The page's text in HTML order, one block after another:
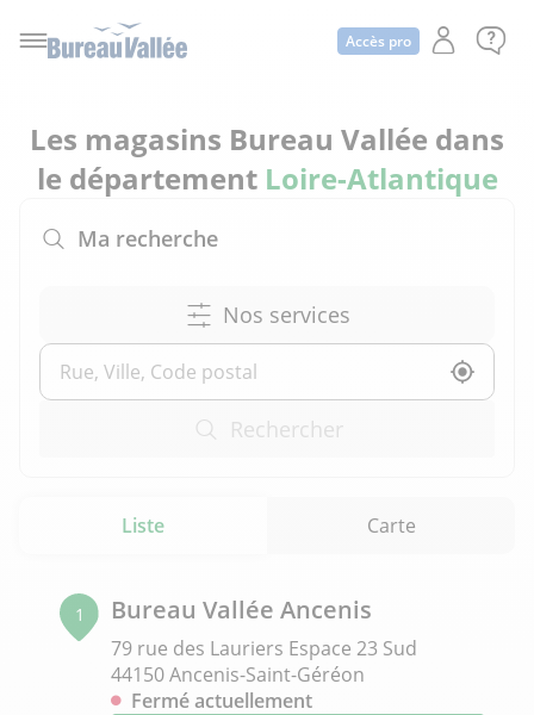
Accès pro
Les magasins Bureau Vallée dans
le département Loire-Atlantique
Ma recherche
Nos services
Rechercher
Liste Carte
1 Bureau Vallée Ancenis
79 rue des Lauriers Espace 23 Sud
44150 Ancenis-Saint-Géréon
Fermé actuellement